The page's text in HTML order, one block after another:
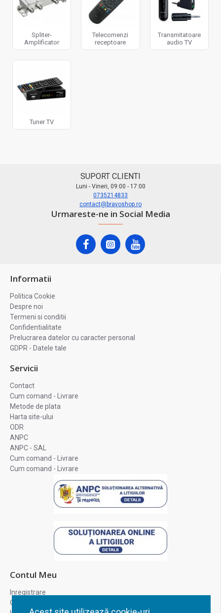
Spliter-
Amplificator
Telecomenzi
receptoare
Transmitatoare
audio TV
Tuner TV
SUPORT CLIENTI
Luni - Vineri, 09:00 - 17:00
0735214833
contact@bravoshop.ro
Urmareste-ne in Social Media
Informatii
Politica Cookie
Despre noi
Termeni si conditii
Confidentialitate
Prelucrarea datelor cu caracter personal
GDPR - Datele tale
Servicii
Contact
Cum comand - Livrare
Metode de plata
Harta site-ului
ODR
ANPC
ANPC - SAL
Cum comand - Livrare
Cum comand - Livrare
Contul Meu
Inregistrare
Contul meu